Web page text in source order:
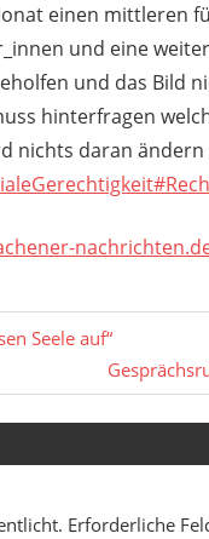
einen mittleren
und eine
und das Bild
hinterfragen
nichts daran
Seele auf“
Nächster
Beitrag:
Erforderliche